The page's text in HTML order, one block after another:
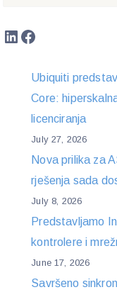
LinkedIn
Facebook
Ubiquiti
Core:
licenciranja
July 27, 2026
Nova prilika za
rješenja sada
July 8, 2026
Predstavljamo
kontrolere i
June 17, 2026
Savršeno